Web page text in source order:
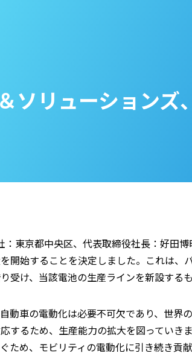
ソリューション
東京都中央区、代表取締役社長：好田
開始することを決定しました。これは
け、当該電池の生産ラインを新設するも
動車の電動化は必要不可欠であり、世
るため、生産能力の拡大を図っていきま
め、モビリティの電動化に引き続き貢献